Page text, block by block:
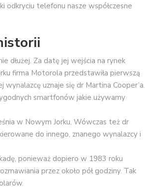
odkryciu telefonu nasze współczesne
dłużej. Za datę jej wejścia na rynek
firma Motorola przedstawiła pierwszą
uznaje się dr Martina Cooper’a.
smartfonów jakie używamy
w Nowym Jorku. Wówczas też dr
do innego, znanego wynalazcy i
ponieważ dopiero w 1983 roku
przez około pół godziny. Tak